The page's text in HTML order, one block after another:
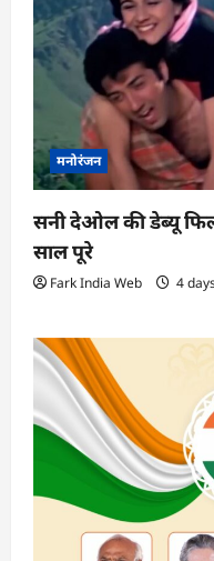
मनोरंजन
सनी देओल की डेब्यू
साल पूरे
Fark India Web 4